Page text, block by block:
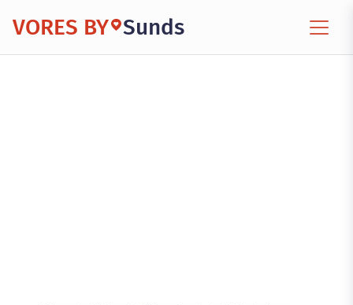
VORES BY Sunds